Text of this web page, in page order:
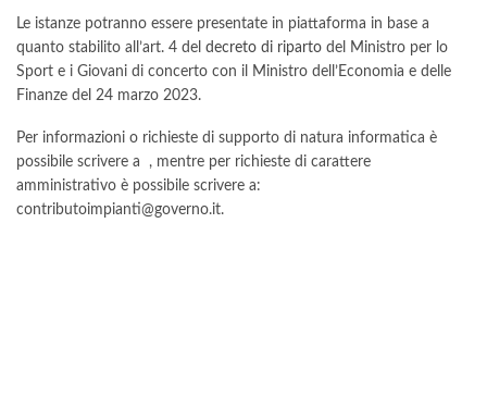
Le istanze potranno essere presentate in piattaforma in base a
quanto stabilito all’art. 4 del decreto di riparto del Ministro per lo
Sport e i Giovani di concerto con il Ministro dell’Economia e delle
Finanze del 24 marzo 2023.
Per informazioni o richieste di supporto di natura informatica è
possibile scrivere a , mentre per richieste di carattere
amministrativo è possibile scrivere a:
contributoimpianti@governo.it.